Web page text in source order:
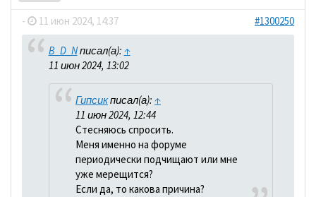
- 11 июн 2024, 14:37 #1300250
B_D_Nписал(а): ↑
11 июн 2024, 13:02
Гипсикписал(а): ↑
11 июн 2024, 12:44
Стесняюсь спросить.
Меня именно на форуме
периодически подчищают или мне
уже мерещится?
Если да, то какова причина?